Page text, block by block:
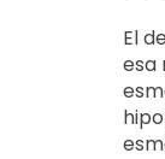
El
esa